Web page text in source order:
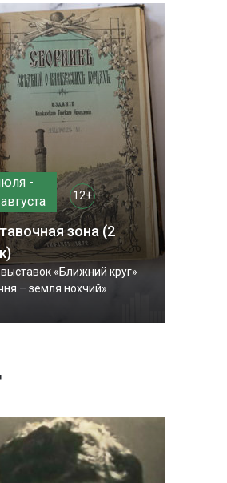
-
12+
зона (2
«Ближний круг»
– земля нохчий»